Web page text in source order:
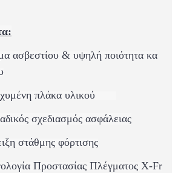
ασβεστίου & υψηλή ποιότητα κα
πλάκα υλικού
σχεδιασμός ασφάλειας
στάθμης φόρτισης
Προστασίας Πλέγματος X-Fr